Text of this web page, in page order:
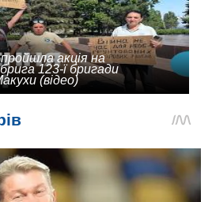
акція на
123-ї бригади
(відео)